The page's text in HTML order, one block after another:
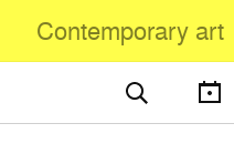
Contemporary art